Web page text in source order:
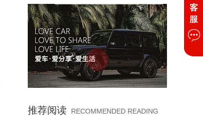
推荐阅读 RECOMMENDED READING